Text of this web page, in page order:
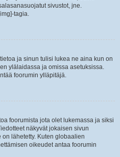
sivustot, jne.
tagia.
ja sinun tulisi lukea ne aina kun on
ylälaidassa ja omissa asetuksissa.
foorumin ylläpitäjä.
foorumista jota olet lukemassa ja siksi
näkyvät jokaisen sivun
lähetetty. Kuten globaalien
oikeudet antaa foorumin